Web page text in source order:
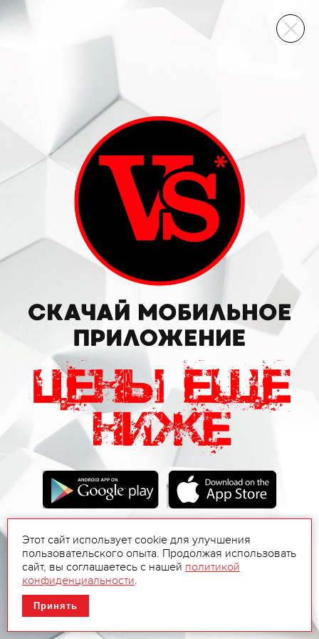
ВИННЫЙ СКЛАД
Этот сайт использует cookie для улучшения
пользовательского опыта. Продолжая использовать
сайт, вы соглашаетесь с нашей политикой
конфиденциальности.
Принять